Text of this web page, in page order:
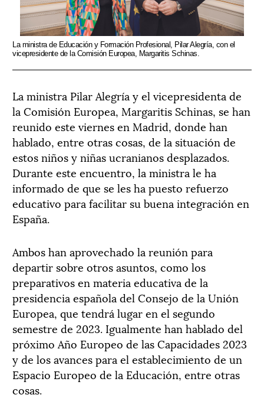
La ministra de Educación y Formación Profesional, Pilar Alegría, con el
vicepresidente de la Comisión Europea, Margaritis Schinas.
La ministra Pilar Alegría y el vicepresidenta de
la Comisión Europea, Margaritis Schinas, se han
reunido este viernes en Madrid, donde han
hablado, entre otras cosas, de la situación de
estos niños y niñas ucranianos desplazados.
Durante este encuentro, la ministra le ha
informado de que se les ha puesto refuerzo
educativo para facilitar su buena integración en
España.
Ambos han aprovechado la reunión para
departir sobre otros asuntos, como los
preparativos en materia educativa de la
presidencia española del Consejo de la Unión
Europea, que tendrá lugar en el segundo
semestre de 2023. Igualmente han hablado del
próximo Año Europeo de las Capacidades 2023
y de los avances para el establecimiento de un
Espacio Europeo de la Educación, entre otras
cosas.